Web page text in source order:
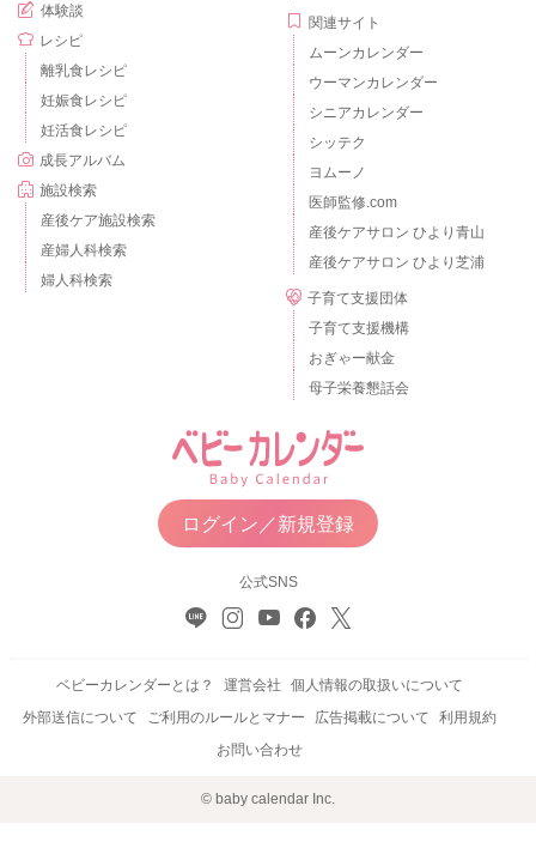
体験談
レシピ
離乳食レシピ
妊娠食レシピ
妊活食レシピ
成長アルバム
施設検索
産後ケア施設検索
産婦人科検索
婦人科検索
関連サイト
ムーンカレンダー
ウーマンカレンダー
シニアカレンダー
シッテク
ヨムーノ
医師監修.com
産後ケアサロン ひより青山
産後ケアサロン ひより芝浦
子育て支援団体
子育て支援機構
おぎゃー献金
母子栄養懇話会
ログイン／新規登録
公式SNS
ベビーカレンダーとは？ 運営会社
個人情報の取扱いについて
外部送信について
ご利用のルールとマナー 広告掲載について
利用規約
お問い合わせ
© baby calendar Inc.